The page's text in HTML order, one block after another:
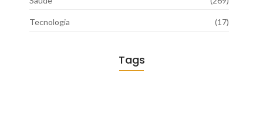
Tecnologia (17)
Tags